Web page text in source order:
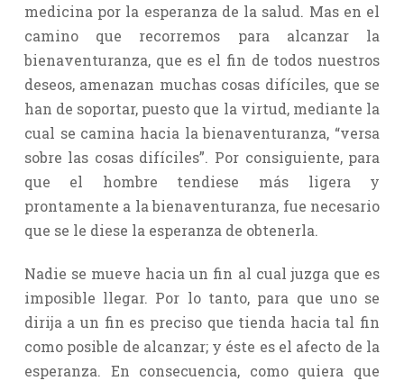
medicina por la esperanza de la salud. Mas en el
camino que recorremos para alcanzar la
bienaventuranza, que es el fin de todos nuestros
deseos, amenazan muchas cosas difíciles, que se
han de soportar, puesto que la virtud, mediante la
cual se camina hacia la bienaventuranza, “versa
sobre las cosas difíciles”. Por consiguiente, para
que el hombre tendiese más ligera y
prontamente a la bienaventuranza, fue necesario
que se le diese la esperanza de obtenerla.
Nadie se mueve hacia un fin al cual juzga que es
imposible llegar. Por lo tanto, para que uno se
dirija a un fin es preciso que tienda hacia tal fin
como posible de alcanzar; y éste es el afecto de la
esperanza. En consecuencia, como quiera que